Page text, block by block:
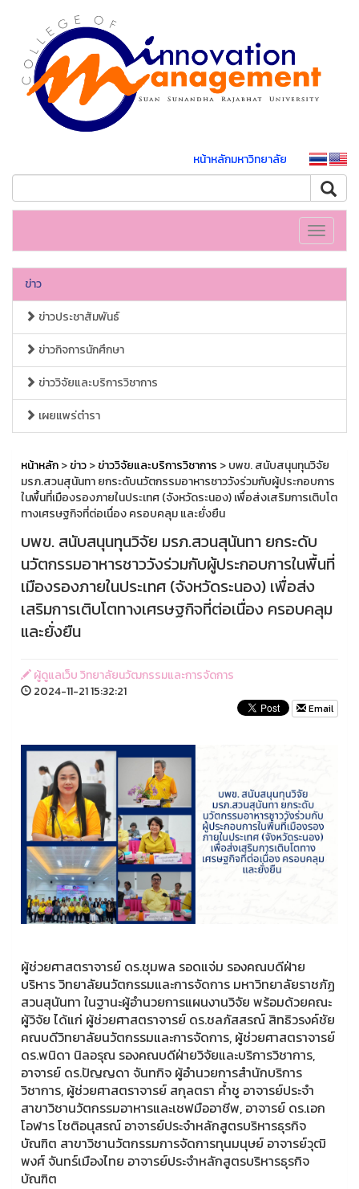
หน้าหลักมหาวิทยาลัย
Toggle
ข่าว
ข่าวประชาสัมพันธ์
ข่าวกิจการนักศึกษา
ข่าววิจัยและบริการวิชาการ
เผยแพร่ตำรา
หน้าหลัก>ข่าว>ข่าววิจัยและบริการวิชาการ > บพข. สนับสนุนทุนวิจัย
มรภ.สวนสุนันทา ยกระดับนวัตกรรมอาหารชาววังร่วมกับผู้ประกอบการ
ในพื้นที่เมืองรองภายในประเทศ (จังหวัดระนอง) เพื่อส่งเสริมการเติบโต
ทางเศรษฐกิจที่ต่อเนื่อง ครอบคลุม และยั่งยืน
บพข. สนับสนุนทุนวิจัย มรภ.สวนสุนันทา ยกระดับ
นวัตกรรมอาหารชาววังร่วมกับผู้ประกอบการในพื้นที่
เมืองรองภายในประเทศ (จังหวัดระนอง) เพื่อส่ง
เสริมการเติบโตทางเศรษฐกิจที่ต่อเนื่อง ครอบคลุม
และยั่งยืน
ผู้ดูแลเว็บ วิทยาลัยนวัฒกรรมและการจัดการ
2024-11-21 15:32:21
Email
ผู้ช่วยศาสตราจารย์ ดร.ชุมพล รอดแจ่ม รองคณบดีฝ่าย
บริหาร วิทยาลัยนวัตกรรมและการจัดการ มหาวิทยาลัยราชภัฏ
สวนสุนันทา ในฐานะผู้อำนวยการแผนงานวิจัย พร้อมด้วยคณะ
ผู้วิจัย ได้แก่ ผู้ช่วยศาสตราจารย์ ดร.ชลภัสสรณ์ สิทธิวรงค์ชัย
คณบดีวิทยาลัยนวัตกรรมและการจัดการ, ผู้ช่วยศาสตราจารย์
ดร.พนิดา นิลอรุณ รองคณบดีฝ่ายวิจัยและบริการวิชาการ,
อาจารย์ ดร.ปัญญดา จันทกิจ ผู้อำนวยการสำนักบริการ
วิชาการ, ผู้ช่วยศาสตราจารย์ สกุลตรา ค้ำชู อาจารย์ประจำ
สาขาวิชานวัตกรรมอาหารและเชฟมืออาชีพ, อาจารย์ ดร.เอก
โอฬาร โชติอนุสรณ์ อาจารย์ประจำหลักสูตรบริหารธุรกิจ
บัณฑิต สาขาวิชานวัตกรรมการจัดการทุนมนุษย์ อาจารย์วุฒิ
พงศ์ จันทร์เมืองไทย อาจารย์ประจำหลักสูตรบริหารธุรกิจ
บัณฑิต